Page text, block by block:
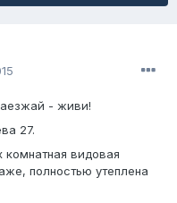
- живи!
27.
видовая
полностью утеплена